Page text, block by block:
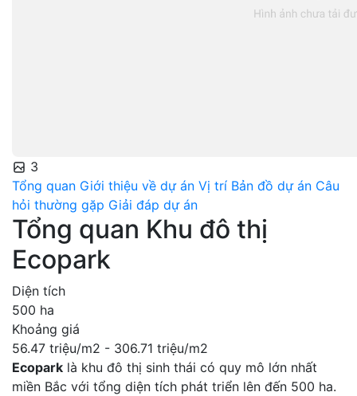
3
Tổng quan Giới thiệu về dự án Vị trí Bản đồ dự án Câu
hỏi thường gặp Giải đáp dự án
Tổng quan Khu đô thị
Ecopark
Diện tích
500 ha
Khoảng giá
56.47 triệu/m2 - 306.71 triệu/m2
Ecopark là khu đô thị sinh thái có quy mô lớn nhất
miền Bắc với tổng diện tích phát triển lên đến 500 ha.